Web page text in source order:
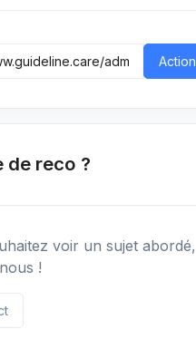
Action
de reco ?
voir un sujet abordé,
!